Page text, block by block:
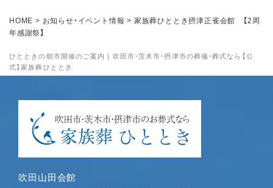
ひとときの朝市開催のご案内 | 吹田市・茨木市・摂津市の葬儀・葬式なら【公
式】家族葬ひととき
2024年9月
2024年7月
2024年5月
2024年4月
2024年3月
2023年11月
HOME > お知らせ・イベント情報 > 家族葬ひととき摂津正雀会館 【2周
年感謝祭】
吹田山田会館